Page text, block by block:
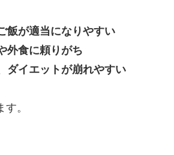
飯が適当になりやすい
外食に頼りがち
ダイエットが崩れやすい
。